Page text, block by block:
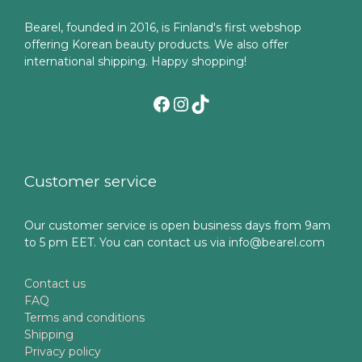
Bearel, founded in 2016, is Finland's first webshop
offering Korean beauty products. We also offer
international shipping. Happy shopping!
Facebook
Instagram
TikTok
Customer service
Our customer service is open business days from 9am
to 5 pm EET. You can contact us via info@bearel.com
Contact us
FAQ
Terms and conditions
Shipping
Privacy policy